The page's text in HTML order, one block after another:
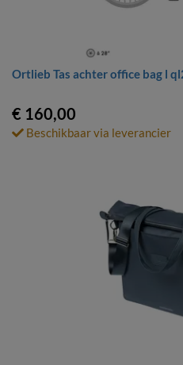
Ortlieb Tas achter office bag l
€ 160,00
Beschikbaar via leverancier